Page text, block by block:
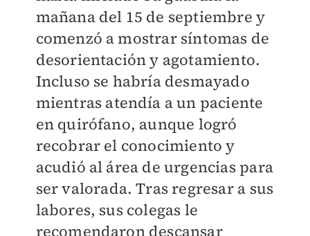
mañana del 15 de septiembre y
comenzó a mostrar síntomas de
desorientación y agotamiento.
Incluso se habría desmayado
mientras atendía a un paciente
en quirófano, aunque logró
recobrar el conocimiento y
acudió al área de urgencias para
ser valorada. Tras regresar a sus
labores, sus colegas le
recomendaron descansar